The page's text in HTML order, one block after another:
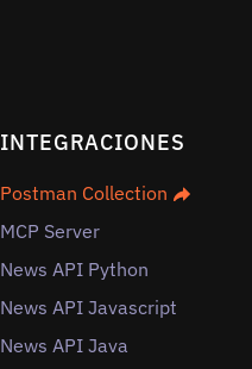
INTEGRACIONES
Postman Collection
MCP Server
News API Python
News API Javascript
News API Java